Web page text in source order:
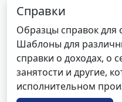
Справки
Образцы справок для
Шаблоны для
справки о доходах, о
занятости и другие,
исполнительном